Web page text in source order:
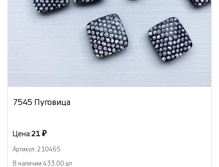
7545 Пуговица
Цена:21 ₽
Артикул: 210465
В наличии 433.00 шт